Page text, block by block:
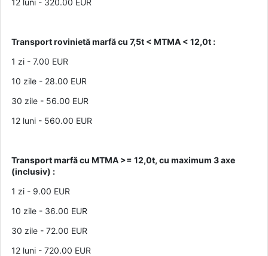
Transport rovinietă marfă cu 7,5t < MTMA < 12,0t :
1 zi - 7.00 EUR
10 zile - 28.00 EUR
30 zile - 56.00 EUR
12 luni - 560.00 EUR
Transport marfă cu MTMA >= 12,0t, cu maximum 3 axe
(inclusiv) :
1 zi - 9.00 EUR
10 zile - 36.00 EUR
30 zile - 72.00 EUR
12 luni - 720.00 EUR